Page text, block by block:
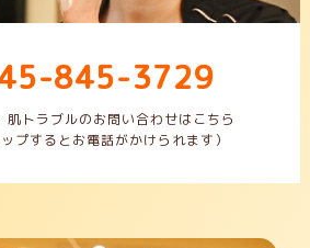
845-3729
肌トラブルのお問い合わせはこちら
プするとお電話がかけられます）